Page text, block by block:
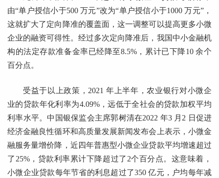
由“单户授信小于500 万元”改为“单户授信小于1000 万元”，
这就扩大了定向降准的覆盖面，这一调整可以提高更多小微
企业的融资可得性。经过多次定向降准后，我国中小金融机
构的法定存款准备金率已经降至8.5%，累计已下降10 余个
百分点。
受益于以上政策，2021 年上半年，农业银行对小微企
业的贷款年化利率为4.09%，远低于全社会的贷款加权平均
利率水平。中国银保监会主席郭树清在2022 年3 月2 日促进
经济金融良性循环和高质量发展新闻发布会上表示，小微金
融服务量增价降，近四年普惠型小微企业贷款平均增速超过
了25%，贷款利率累计下降超过了2个百分点。这意味着，
小微企业贷款每年节省的利息超过了350 亿元，户均每年减